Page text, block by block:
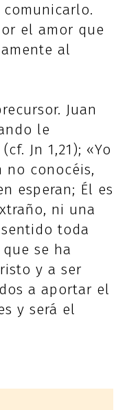
el amor que
al
Juan
le
Jn 1,21); «Yo
no conocéis,
esperan; Él es
ni una
toda
se ha
y a ser
a aportar el
y será el